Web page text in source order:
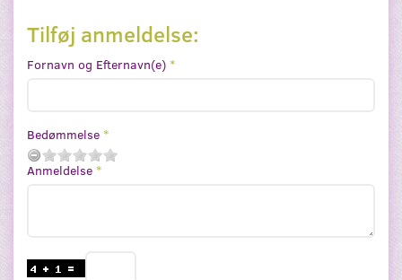
Tilføj anmeldelse:
Fornavn og Efternavn(e)
Bedømmelse
Anmeldelse